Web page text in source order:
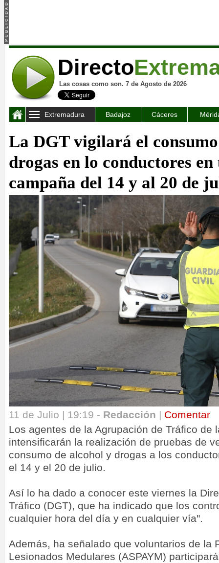
Directo
Las cosas como son. 7 de Agosto de 2026
Extremadura Badajoz Cáceres
La DGT vigilará el
drogas en lo conductores en
campaña del 14 y al 20 de
11 de Julio | 19:19 - Redacción | Comentar
Los agentes de la Agrupación de Tráfico de
intensificarán la realización de pruebas de
consumo de alcohol y drogas a los
el 14 y el 20 de julio.
Así lo ha dado a conocer este viernes la
Tráfico (DGT), que ha indicado que los
cualquier hora del día y en cualquier vía".
Además, ha señalado que voluntarios de la
Lesionados Medulares (ASPAYM)